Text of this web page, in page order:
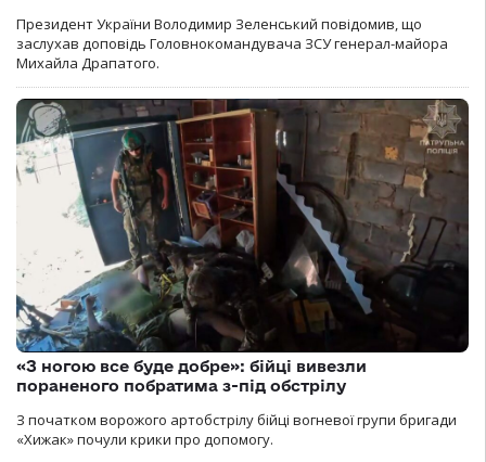
Президент України Володимир Зеленський повідомив, що
заслухав доповідь Головнокомандувача ЗСУ генерал-майора
Михайла Драпатого.
«З ногою все буде добре»: бійці вивезли
пораненого побратима з-під обстрілу
З початком ворожого артобстрілу бійці вогневої групи бригади
«Хижак» почули крики про допомогу.